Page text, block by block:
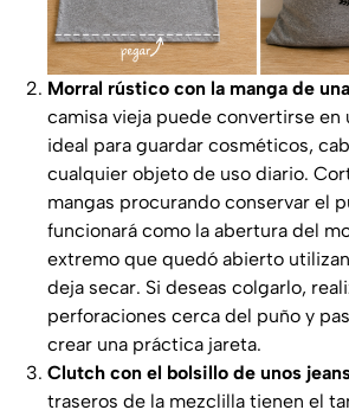
Morral rústico con la manga de
camisa vieja puede convertirse en
ideal para guardar cosméticos,
cualquier objeto de uso diario.
mangas procurando conservar el
funcionará como la abertura del
extremo que quedó abierto
deja secar. Si deseas colgarlo,
perforaciones cerca del puño y
crear una práctica jareta.
Clutch con el bolsillo de unos
traseros de la mezclilla tienen el